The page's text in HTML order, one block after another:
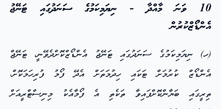
10 ވަނަ މާއްދާ - ނިޔަމިކަމުގެ ސަނަދުގައި ޓަނޭޖު
އެންޑޯޒްކުރުން
(ހ) ނިޔަމިކަމުގެ ސަނަދުގައި ޓަނޭޖު އެންޑޯޒްކޮށްދެވޭނީ، ޓަނޭޖް
އެންޑޯޒް ކުރުމަށް ޓަކައި ހިދުމަތަށް އެދޭ ފޯމު ފުރިހަމަކޮށް،
ތިރީގައި ބަޔާންކޮށްފައިވާ ތަކެތި އެ ފޯމާއެކު މިނިސްޓްރީއަށް